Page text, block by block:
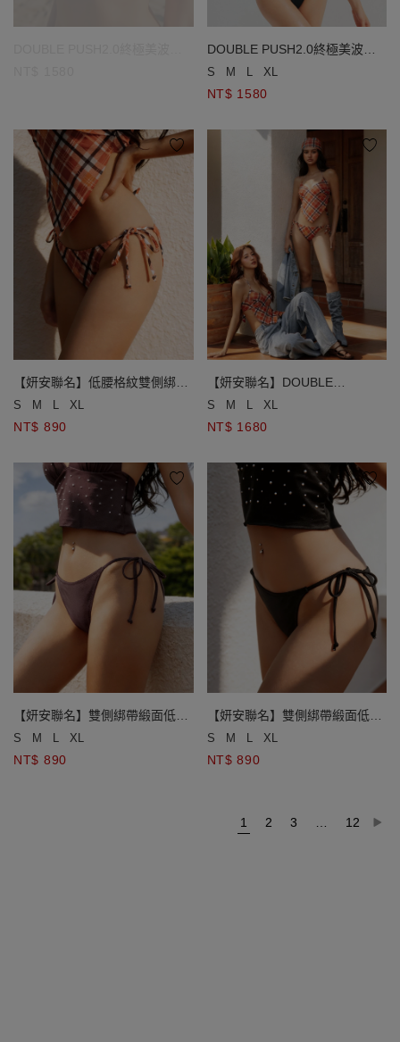
DOUBLE PUSH2.0終極美波撞
色滾邊羅紋比基尼
S M L XL
NT$ 1580
【妍安聯名】低腰格紋雙側綁帶
泳褲
S M L XL
NT$ 890
【妍安聯名】DOUBLE
PUSH2.0 水陸兩穿格紋比基尼
S M L XL
NT$ 1680
【妍安聯名】雙側綁帶緞面低腰
泳褲
S M L XL
NT$ 890
【妍安聯名】雙側綁帶緞面低腰
泳褲
S M L XL
NT$ 890
1 2 3 12